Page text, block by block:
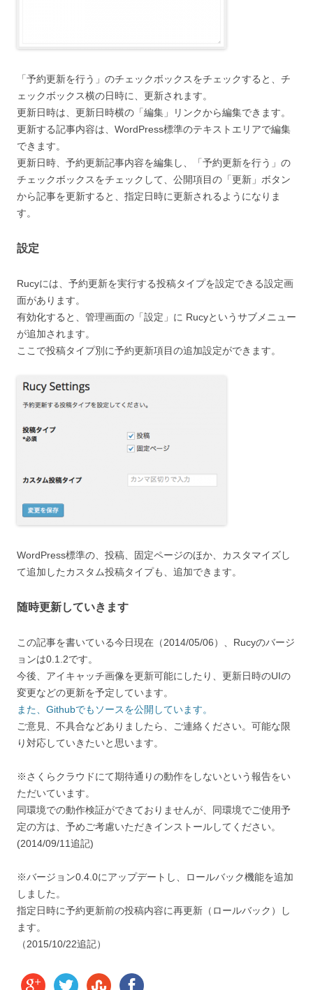
「予約更新を行う」のチェックボックスをチェックすると、チ
ェックボックス横の日時に、更新されます。
更新日時は、更新日時横の「編集」リンクから編集できます。
更新する記事内容は、WordPress標準のテキストエリアで編集
できます。
更新日時、予約更新記事内容を編集し、「予約更新を行う」の
チェックボックスをチェックして、公開項目の「更新」ボタン
から記事を更新すると、指定日時に更新されるようになりま
す。
設定
Rucyには、予約更新を実行する投稿タイプを設定できる設定画
面があります。
有効化すると、管理画面の「設定」に Rucyというサブメニュー
が追加されます。
ここで投稿タイプ別に予約更新項目の追加設定ができます。
WordPress標準の、投稿、固定ページのほか、カスタマイズし
て追加したカスタム投稿タイプも、追加できます。
随時更新していきます
この記事を書いている今日現在（2014/05/06）、Rucyのバージ
ョンは0.1.2です。
今後、アイキャッチ画像を更新可能にしたり、更新日時のUIの
変更などの更新を予定しています。
また、Githubでもソースを公開しています。
ご意見、不具合などありましたら、ご連絡ください。可能な限
り対応していきたいと思います。
※さくらクラウドにて期待通りの動作をしないという報告をい
ただいています。
同環境での動作検証ができておりませんが、同環境でご使用予
定の方は、予めご考慮いただきインストールしてください。
(2014/09/11追記)
※バージョン0.4.0にアップデートし、ロールバック機能を追加
しました。
指定日時に予約更新前の投稿内容に再更新（ロールバック）し
ます。
（2015/10/22追記）